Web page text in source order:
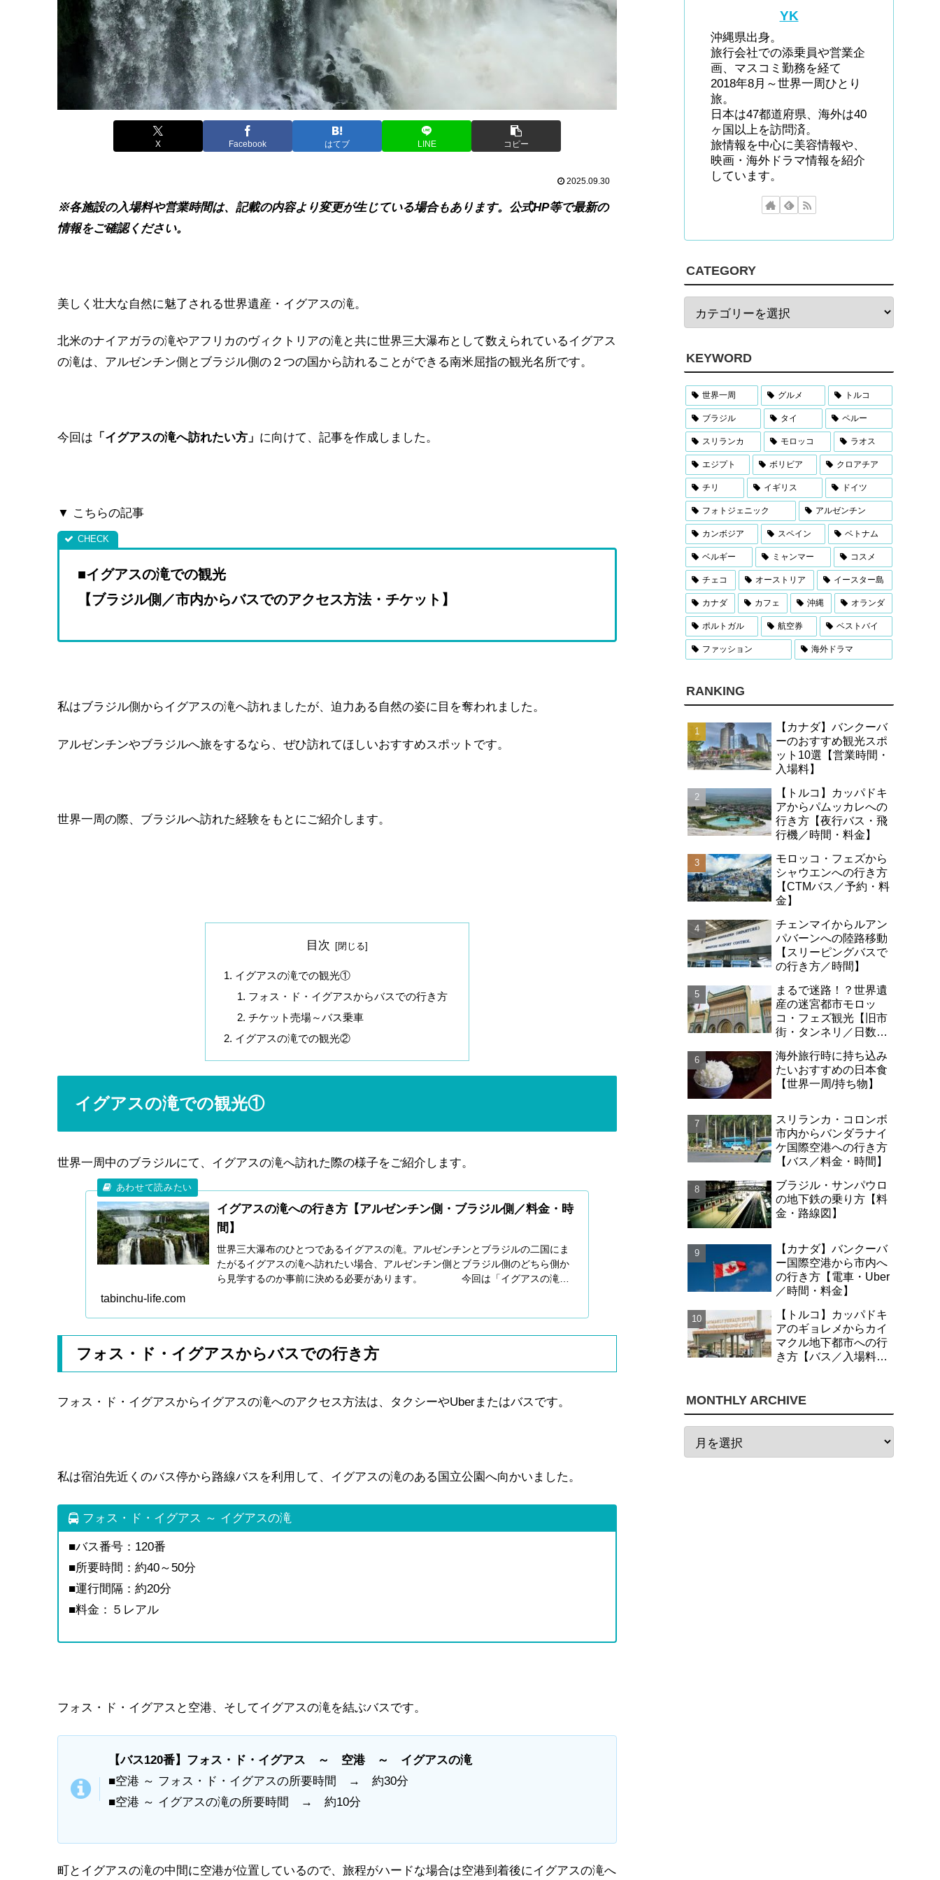
X Facebook はてブ LINE コピー
2025.09.30
※各施設の入場料や営業時間は、記載の内容より変更が生じている場合もあります。公式HP等で最新の
情報をご確認ください。
美しく壮大な自然に魅了される世界遺産・イグアスの滝。
北米のナイアガラの滝やアフリカのヴィクトリアの滝と共に世界三大瀑布として数えられているイグアス
の滝は、アルゼンチン側とブラジル側の２つの国から訪れることができる南米屈指の観光名所です。
今回は 「イグアスの滝へ訪れたい方」 に向けて、記事を作成しました。
▼ こちらの記事
■イグアスの滝での観光
【ブラジル側／市内からバスでのアクセス方法・チケット】
私はブラジル側からイグアスの滝へ訪れましたが、迫力ある自然の姿に目を奪われました。
アルゼンチンやブラジルへ旅をするなら、ぜひ訪れてほしいおすすめスポットです。
世界一周の際、ブラジルへ訪れた経験をもとにご紹介します。
目次
イグアスの滝での観光①
フォス・ド・イグアスからバスでの行き方
チケット売場～バス乗車
イグアスの滝での観光②
イグアスの滝での観光①
世界一周中のブラジルにて、イグアスの滝へ訪れた際の様子をご紹介します。
イグアスの滝への行き方【アルゼンチン側・ブラジル側／料金・時
間】
世界三大瀑布のひとつであるイグアスの滝。アルゼンチンとブラジルの二国にま
たがるイグアスの滝へ訪れたい場合、アルゼンチン側とブラジル側のどちら側か
ら見学するのか事前に決める必要があります。 今回は「イグアスの滝で
tabinchu-life.com
フォス・ド・イグアスからバスでの行き方
フォス・ド・イグアスからイグアスの滝へのアクセス方法は、タクシーやUberまたはバスです。
私は宿泊先近くのバス停から路線バスを利用して、イグアスの滝のある国立公園へ向かいました。
フォス・ド・イグアス ～ イグアスの滝
■バス番号：120番
■所要時間：約40～50分
■運行間隔：約20分
■料金：５レアル
フォス・ド・イグアスと空港、そしてイグアスの滝を結ぶバスです。
【バス120番】フォス・ド・イグアス ～ 空港 ～ イグアスの滝
■空港 ～ フォス・ド・イグアスの所要時間 → 約30分
■空港 ～ イグアスの滝の所要時間 → 約10分
町とイグアスの滝の中間に空港が位置しているので、旅程がハードな場合は空港到着後にイグアスの滝へ
YK
沖縄県出身。
旅行会社での添乗員や営業企
画、マスコミ勤務を経て
2018年8月～世界一周ひとり
旅。
日本は47都道府県、海外は40
ヶ国以上を訪問済。
旅情報を中心に美容情報や、
映画・海外ドラマ情報を紹介
しています。
CATEGORY
KEYWORD
世界一周 グルメ トルコ
ブラジル タイ ペルー
スリランカ モロッコ ラオス
エジプト ボリビア クロアチア
チリ イギリス ドイツ
フォトジェニック アルゼンチン
カンボジア スペイン ベトナム
ベルギー ミャンマー コスメ
チェコ オーストリア イースター島
カナダ カフェ 沖縄 オランダ
ポルトガル 航空券 ベストバイ
ファッション 海外ドラマ
RANKING
【カナダ】バンクーバ
ーのおすすめ観光スポ
ット10選【営業時間・
入場料】
【トルコ】カッパドキ
アからパムッカレへの
行き方【夜行バス・飛
行機／時間・料金】
モロッコ・フェズから
シャウエンへの行き方
【CTMバス／予約・料
金】
チェンマイからルアン
パバーンへの陸路移動
【スリーピングバスで
の行き方／時間】
まるで迷路！？世界遺
産の迷宮都市モロッ
コ・フェズ観光【旧市
街・タンネリ／日数・
海外旅行時に持ち込み
たいおすすめの日本食
【世界一周/持ち物】
スリランカ・コロンボ
市内からバンダラナイ
ケ国際空港への行き方
【バス／料金・時間】
ブラジル・サンパウロ
の地下鉄の乗り方【料
金・路線図】
【カナダ】バンクーバ
ー国際空港から市内へ
の行き方【電車・Uber
／時間・料金】
【トルコ】カッパドキ
アのギョレメからカイ
マクル地下都市への行
き方【バス／入場料・
MONTHLY ARCHIVE